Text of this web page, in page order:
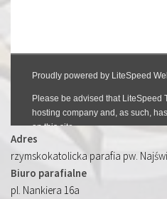
Adres
rzymskokatolicka parafia pw.
Biuro parafialne
pl. Nankiera 16a